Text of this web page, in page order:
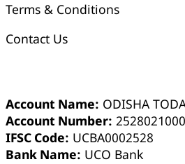
Terms & Conditions
Contact Us
Account Name: ODISHA
Account Number:
IFSC Code: UCBA0002528
Bank Name: UCO Bank